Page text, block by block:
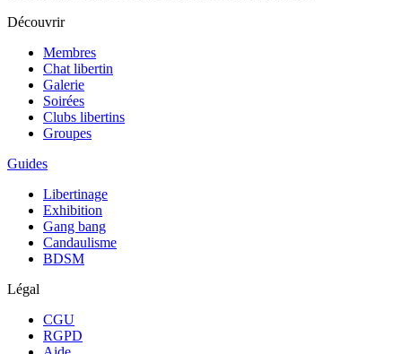
Découvrir
Membres
Chat libertin
Galerie
Soirées
Clubs libertins
Groupes
Guides
Libertinage
Exhibition
Gang bang
Candaulisme
BDSM
Légal
CGU
RGPD